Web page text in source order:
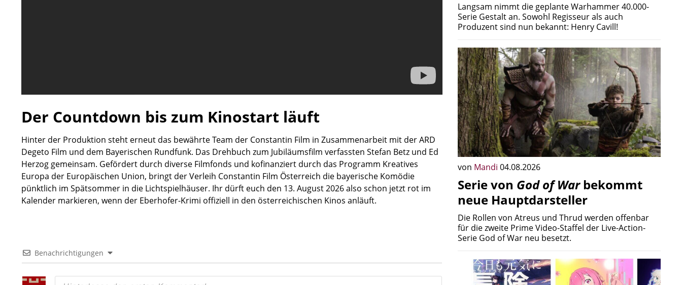
Der Countdown bis zum Kinostart läuft
Hinter der Produktion steht erneut das bewährte Team der Constantin Film in Zusammenarbeit mit der ARD
Degeto Film und dem Bayerischen Rundfunk. Das Drehbuch zum Jubiläumsfilm verfassten Stefan Betz und Ed
Herzog gemeinsam. Gefördert durch diverse Filmfonds und kofinanziert durch das Programm Kreatives
Europa der Europäischen Union, bringt der Verleih Constantin Film Österreich die bayerische Komödie
pünktlich im Spätsommer in die Lichtspielhäuser. Ihr dürft euch den 13. August 2026 also schon jetzt rot im
Kalender markieren, wenn der Eberhofer-Krimi offiziell in den österreichischen Kinos anläuft.
Benachrichtigungen
Langsam nimmt die geplante Warhammer 40.000-
Serie Gestalt an. Sowohl Regisseur als auch
Produzent sind nun bekannt: Henry Cavill!
von Mandi 04.08.2026
Serie von God of Warbekommt
neue Hauptdarsteller
Die Rollen von Atreus und Thrud werden offenbar
für die zweite Prime Video-Staffel der Live-Action-
Serie God of War neu besetzt.